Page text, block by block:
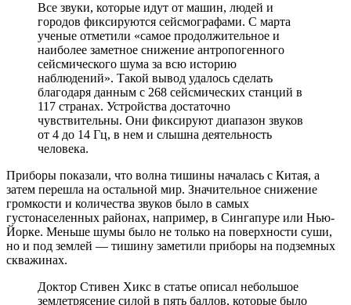
Все звуки, которые идут от машин, людей и
городов фиксируются сейсмографами. С марта
ученые отметили «самое продолжительное и
наиболее заметное снижение антропогенного
сейсмического шума за всю историю
наблюдений». Такой вывод удалось сделать
благодаря данным с 268 сейсмических станций в
117 странах. Устройства достаточно
чувствительны. Они фиксируют диапазон звуков
от 4 до 14 Гц, в нем и слышна деятельность
человека.
Приборы показали, что волна тишины началась с Китая, а
затем перешла на остальной мир. Значительное снижение
громкости и количества звуков было в самых
густонаселенных районах, например, в Сингапуре или Нью-
Йорке. Меньше шумы было не только на поверхности суши,
но и под землей — тишину заметили приборы на подземных
скважинах.
Доктор Стивен Хикс в статье описал небольшое
землетрясение силой в пять баллов, которые было